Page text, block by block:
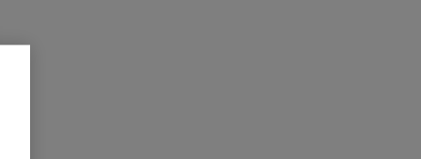
Cabochons und ihren leuchtenden Farben, gepaart mit